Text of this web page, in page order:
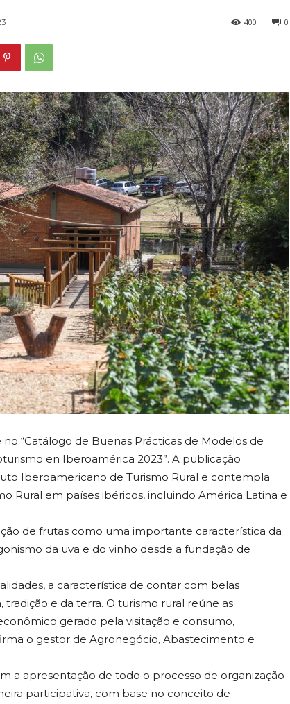
0
400
“Catálogo de Buenas Prácticas de Modelos de
en Iberoamérica 2023”. A publicação
Iberoamericano de Turismo Rural e contempla
Rural em países ibéricos, incluindo América Latina e
de frutas como uma importante característica da
da uva e do vinho desde a fundação de
a característica de contar com belas
tradição e da terra. O turismo rural reúne as
gerado pela visitação e consumo,
o gestor de Agronegócio, Abastecimento e
a apresentação de todo o processo de organização
participativa, com base no conceito de